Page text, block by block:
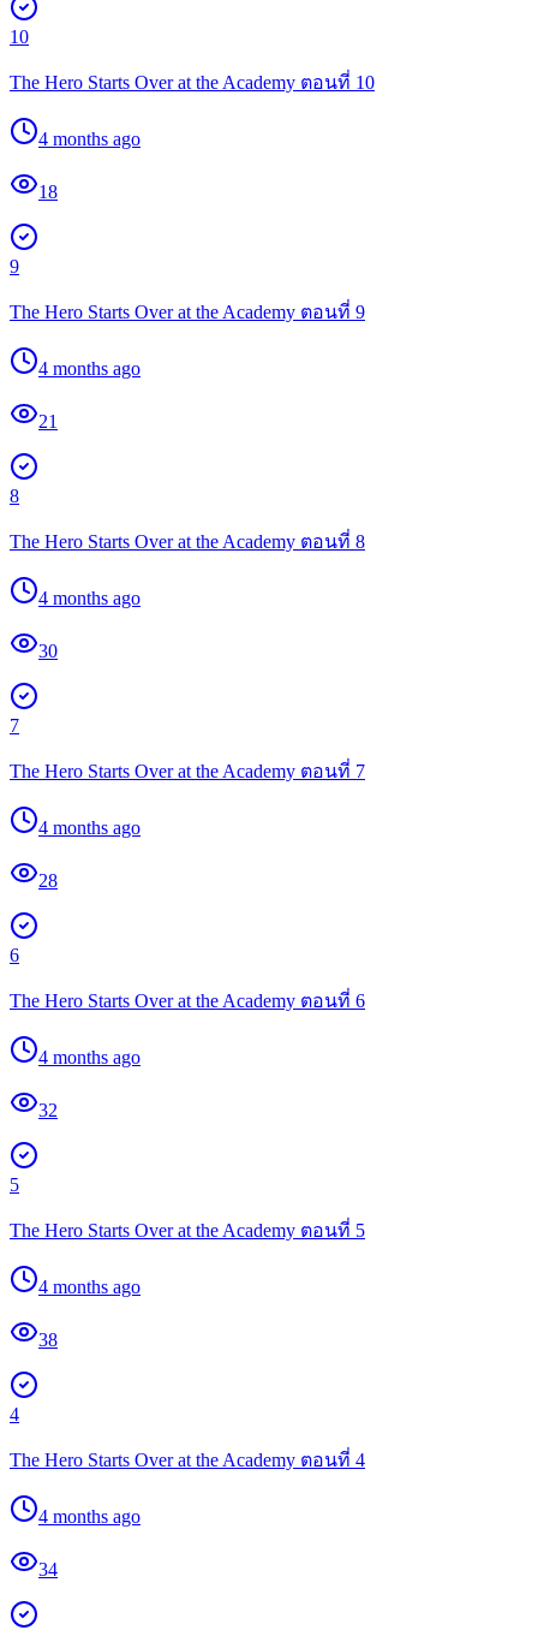
10
The Hero Starts Over at the Academy ตอนที่ 10
4 months ago
18
9
The Hero Starts Over at the Academy ตอนที่ 9
4 months ago
21
8
The Hero Starts Over at the Academy ตอนที่ 8
4 months ago
30
7
The Hero Starts Over at the Academy ตอนที่ 7
4 months ago
28
6
The Hero Starts Over at the Academy ตอนที่ 6
4 months ago
32
5
The Hero Starts Over at the Academy ตอนที่ 5
4 months ago
38
4
The Hero Starts Over at the Academy ตอนที่ 4
4 months ago
34